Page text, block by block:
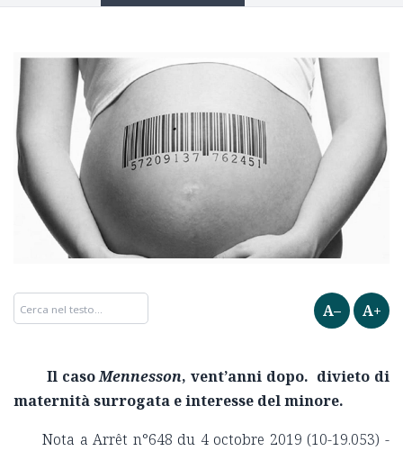
A– A+
Il casoMennesson, vent’anni dopo. divieto di
maternità surrogata e interesse del minore.
Nota a Arrêt n°648 du 4 octobre 2019 (10-19.053) -